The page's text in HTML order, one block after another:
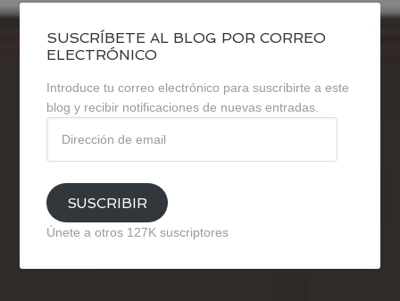
SUSCRÍBETE AL BLOG POR CORREO
ELECTRÓNICO
Introduce tu correo electrónico para suscribirte a este
blog y recibir notificaciones de nuevas entradas.
email
SUSCRIBIR
Únete a otros 127K suscriptores